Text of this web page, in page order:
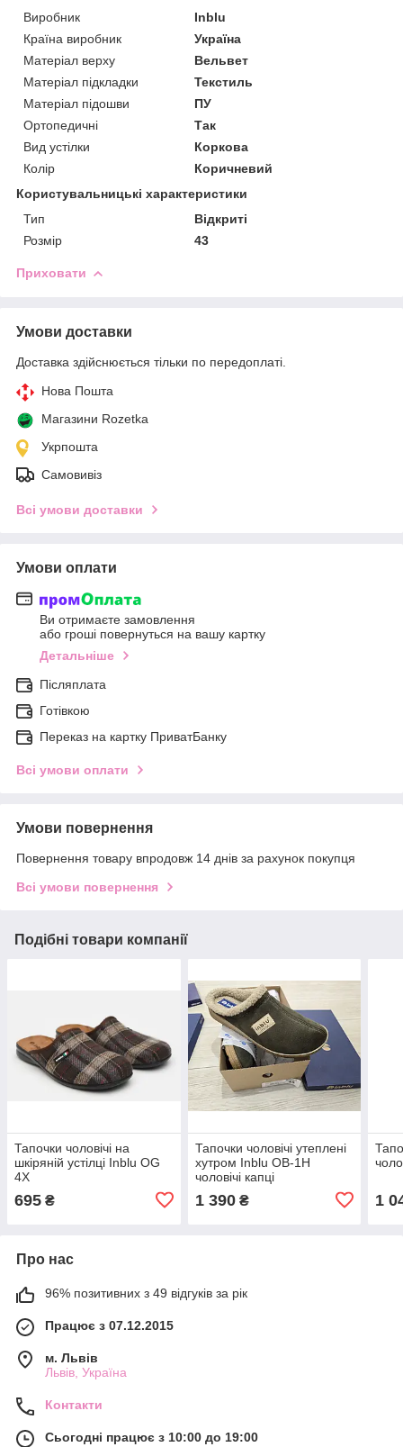
Виробник
Inblu
Країна виробник
Україна
Матеріал верху
Вельвет
Матеріал підкладки
Текстиль
Матеріал підошви
ПУ
Ортопедичні
Так
Вид устілки
Коркова
Колір
Коричневий
Користувальницькі характеристики
Тип
Відкриті
Розмір
43
Приховати
Умови доставки
Доставка здійснюється тільки по передоплаті.
Нова Пошта
Магазини Rozetka
Укрпошта
Самовивіз
Всі умови доставки
Умови оплати
Ви отримаєте замовлення
або гроші повернуться на вашу картку
Детальніше
Післяплата
Готівкою
Переказ на картку ПриватБанку
Всі умови оплати
Умови повернення
Повернення товару впродовж 14 днів за рахунок покупця
Всі умови повернення
Подібні товари компанії
Тапочки чоловічі на
шкіряній устілці Inblu OG
4X
695 ₴
Тапочки чоловічі утеплені
хутром Inblu OB-1H
чоловічі капці
1 390₴ 1
Про нас
96% позитивних з 49 відгуків за рік
Працює з 07.12.2015
м. Львів
Львів, Україна
Контакти
Сьогодні працює з 10:00 до 19:00